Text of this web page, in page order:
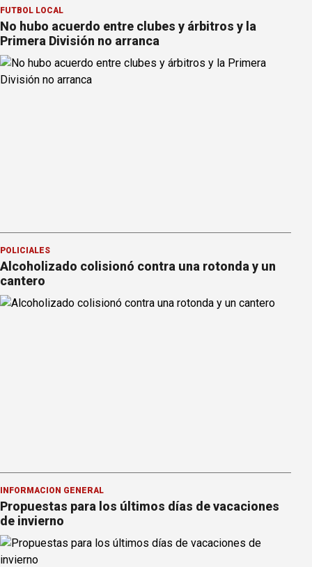
FÚTBOL LOCAL
No hubo acuerdo entre clubes y árbitros y la
Primera División no arranca
POLICIALES
Alcoholizado colisionó contra una rotonda y un
cantero
INFORMACION GENERAL
Propuestas para los últimos días de vacaciones
de invierno